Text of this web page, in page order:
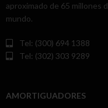
aproximado de 65 millones
mundo.
Tel: (300) 694 1388
Tel: (302) 303 9289
AMORTIGUADORES